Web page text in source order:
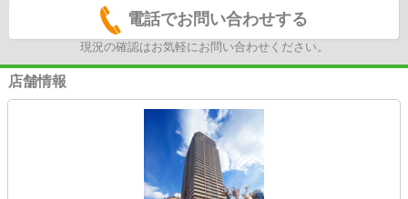
電話でお問い合わせする
現況の確認はお気軽にお問い合わせください。
店舗情報